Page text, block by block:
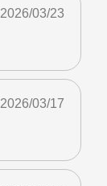
2026/03/23
2026/03/17